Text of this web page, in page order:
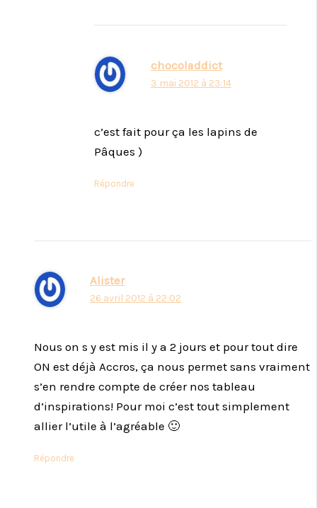
chocoladdict
3 mai 2012 à 23:14
c’est fait pour ça les lapins de
Pâques )
Répondre
Alister
26 avril 2012 à 22:02
Nous on s y est mis il y a 2 jours et pour tout dire
ON est déjà Accros, ça nous permet sans vraiment
s’en rendre compte de créer nos tableau
d’inspirations! Pour moi c’est tout simplement
allier l’utile à l’agréable 🙂
Répondre